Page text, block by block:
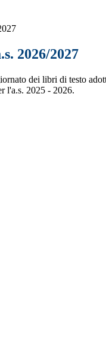
2026/2027
dei libri di testo
l'a.s. 2025 - 2026.